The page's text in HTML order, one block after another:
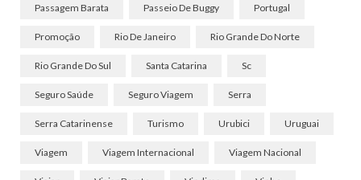
Passagem Barata Passeio De Buggy Portugal
Promoção Rio De Janeiro Rio Grande Do Norte
Rio Grande Do Sul Santa Catarina Sc
Seguro Saúde Seguro Viagem Serra
Serra Catarinense Turismo Urubici Uruguai
Viagem Viagem Internacional Viagem Nacional